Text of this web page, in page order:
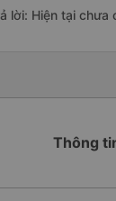
lời: Hiện tại chưa
Thông